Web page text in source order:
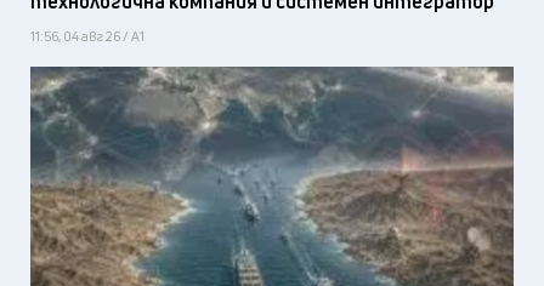
11:56, 04 авг 26 / А1